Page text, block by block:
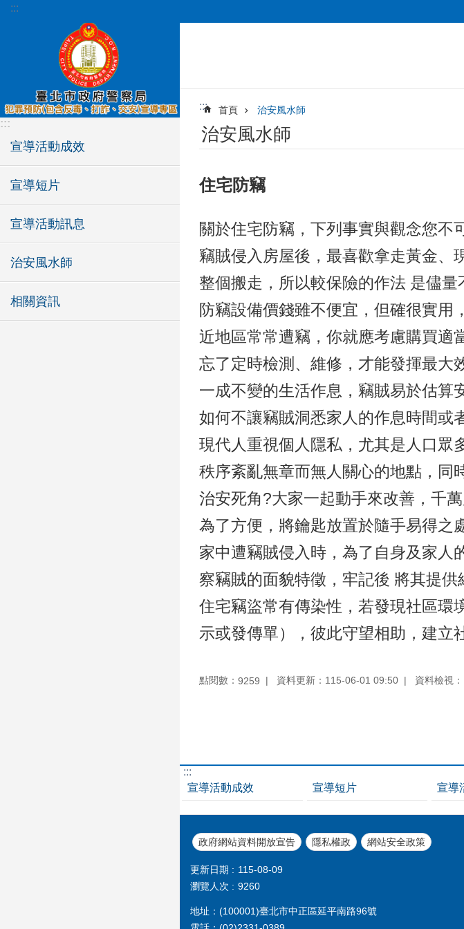
跳到主要內容區塊
:::
:::
宣導活動成效
宣導短片
宣導活動訊息
治安風水師
相關資訊
::: 首頁 治安風水師
治安風水師
住宅防竊
關於住宅防竊，下列事實與觀念您不
竊賊侵入房屋後，最喜歡拿走黃金、
整個搬走，所以較保險的作法 是儘量
防竊設備價錢雖不便宜，但確很實用
近地區常常遭竊，你就應考慮購買適
忘了定時檢測、維修，才能發揮最大
一成不變的生活作息，竊賊易於估算
如何不讓竊賊洞悉家人的作息時間或
現代人重視個人隱私，尤其是人口眾
秩序紊亂無章而無人關心的地點，同
治安死角?大家一起動手來改善，千
為了方便，將鑰匙放置於隨手易得之
家中遭竊賊侵入時，為了自身及家人
察竊賊的面貌特徵，牢記後 將其提供
住宅竊盜常有傳染性，若發現社區環
示或發傳單），彼此守望相助，建立
點閱數： 9259 資料更新：115-06-01 09:50 資料檢視
:::
宣導活動成效
宣導短片 宣導
政府網站資料開放宣告 隱私權政 網站安全政策
更新日期
115-08-09
瀏覽人次
9260
地址：(100001)臺北市中正區延平南路96號